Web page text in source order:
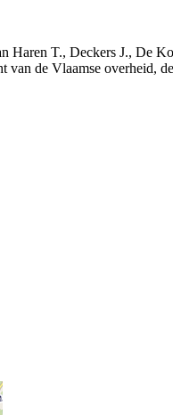
Haren T., Deckers J., De
van de Vlaamse overheid,